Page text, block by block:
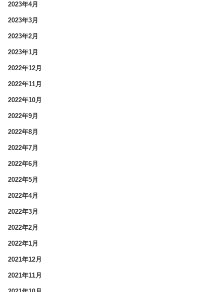
2023年4月
2023年3月
2023年2月
2023年1月
2022年12月
2022年11月
2022年10月
2022年9月
2022年8月
2022年7月
2022年6月
2022年5月
2022年4月
2022年3月
2022年2月
2022年1月
2021年12月
2021年11月